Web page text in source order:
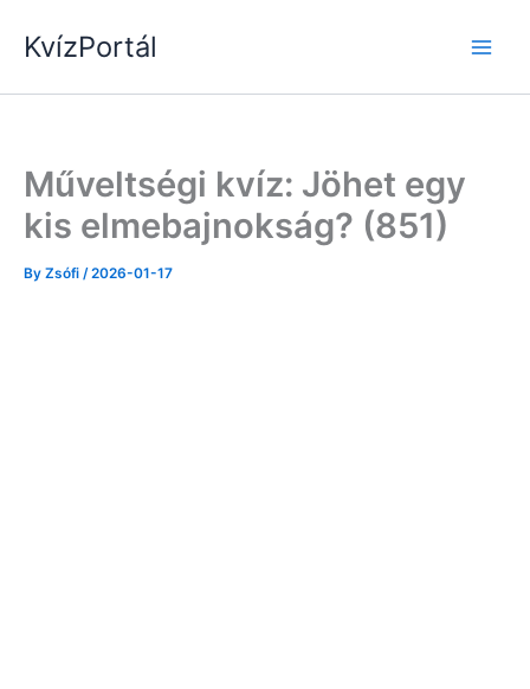
KvízPortál
Műveltségi kvíz: Jöhet egy
kis elmebajnokság? (851)
By Zsófi /2026-01-17